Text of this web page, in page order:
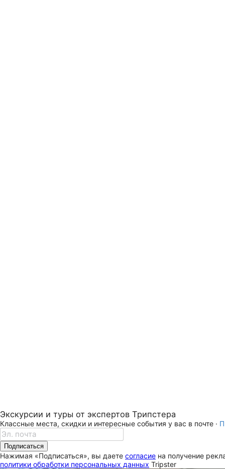
Экскурсии и туры от экспертов Трипстера
Классные места, скидки и интересные события у вас в почте ·
Подписаться
Нажимая «Подписаться», вы даете согласие на получение
политики обработки персональных данных Tripster